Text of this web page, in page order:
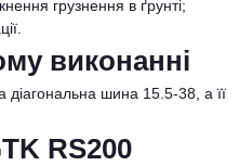
грузнення в ґрунті;
виконанні
діагональна шина 15.5-38, а її
RS200